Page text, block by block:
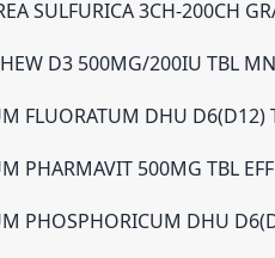
SULFURICA 3CH-200CH
D3 500MG/200IU TBL
FLUORATUM DHU D6(D12)
PHARMAVIT 500MG TBL EFF
PHOSPHORICUM DHU